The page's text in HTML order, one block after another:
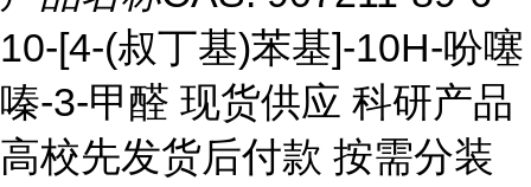
10-[4-(叔丁基)苯基]-10H-吩噻
嗪-3-甲醛 现货供应 科研产品
高校先发货后付款 按需分装